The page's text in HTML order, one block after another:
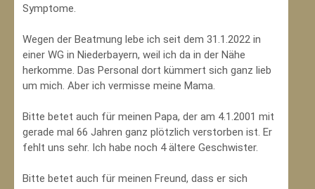
Symptome.
Wegen der Beatmung lebe ich seit dem 31.1.2022 in
einer WG in Niederbayern, weil ich da in der Nähe
herkomme. Das Personal dort kümmert sich ganz lieb
um mich. Aber ich vermisse meine Mama.
Bitte betet auch für meinen Papa, der am 4.1.2001 mit
gerade mal 66 Jahren ganz plötzlich verstorben ist. Er
fehlt uns sehr. Ich habe noch 4 ältere Geschwister.
Bitte betet auch für meinen Freund, dass er sich